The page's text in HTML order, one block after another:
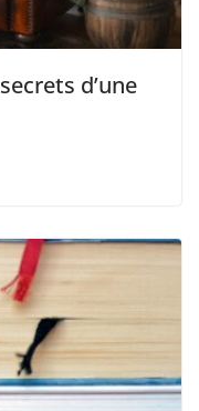
d’une